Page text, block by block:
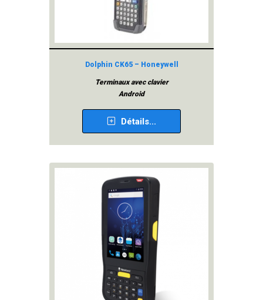
Dolphin CK65 – Honeywell
Terminaux avec clavier
Android
Détails...